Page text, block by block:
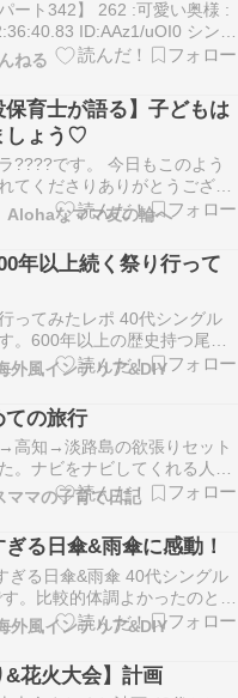
ート342】 262 :可愛い奥様 :
ID:AAz1/uOI0 シンマ
しく、仕事中に誰彼構わず彼
ざい
ねる
保育士が語る】子どもは
しょう♡
????です。 今日もこのよう
てくださりありがとうござい
ングにご協力ください。あな
なります。以下の二つをポッ
。????????????ご協力あり
たm(__)m 私、キアラ…
Alohaなママ友の輪へ
年以上続く祭り行って
ってみたレポ 40代シングル
。600年以上の歴史持つ尾張
行ったのでレポ！場所は、藤
天王川公園尾張津島天王祭
のひとつで、なんと！織田信
われてるそう！ユネスコ無形
外風インテリア&DIY
ての旅行
知→淡路島の欲張りセット
。ナビをナビしてくれる人
れたから、何とかなったのも
きてよかった????最初に行っ
回目の岡山県倉敷市の美観地
小さくて買い物を嫌そうにし
ママの子育て日記
る日傘&雨傘に感動！
ぎる日傘&雨傘 40代シングル
。比較的体調よかったのとお
るためひと足はやく弾丸でお
ゃ久しぶりに実家に里帰り…
いっぱいもらった知り合いか
傘をもらったらしく、まるで
外風インテリア&DIY
花火大会】計画